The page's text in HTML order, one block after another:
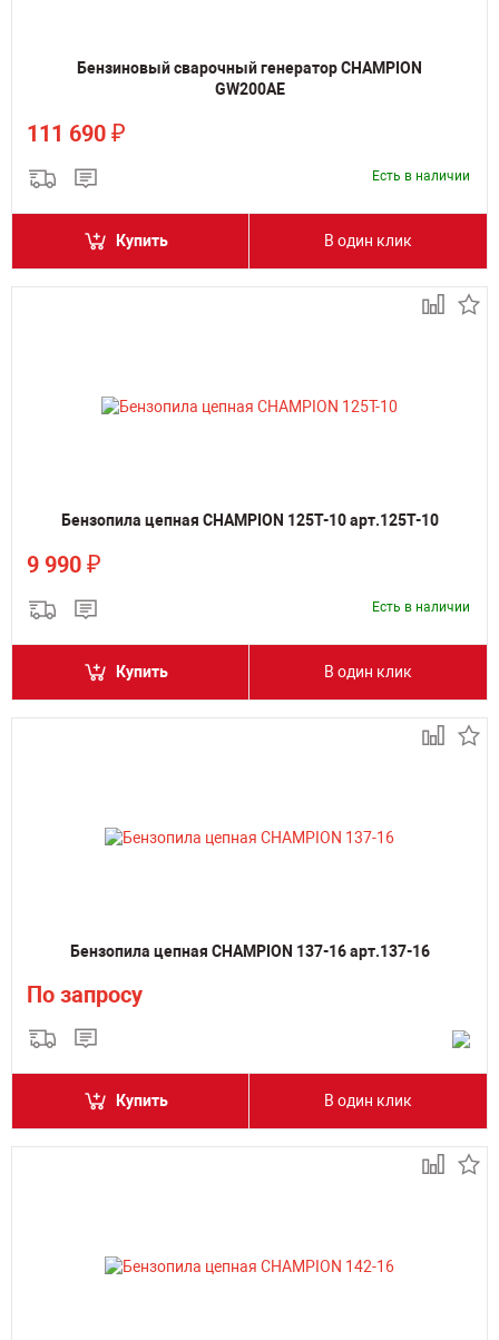
Бензиновый сварочный генератор CHAMPION
GW200AE
111 690 ₽
Есть в наличии
Купить В один клик
Бензопила цепная CHAMPION 125T-10 арт.125T-10
9 990 ₽
Есть в наличии
Купить В один клик
Бензопила цепная CHAMPION 137-16 арт.137-16
По запросу
Купить В один клик